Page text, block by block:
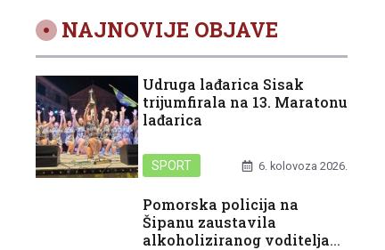
NAJNOVIJE OBJAVE
Udruga lađarica Sisak
trijumfirala na 13. Maratonu
lađarica
SPORT 6. kolovoza 2026.
Pomorska policija na
Šipanu zaustavila
alkoholiziranog voditelja